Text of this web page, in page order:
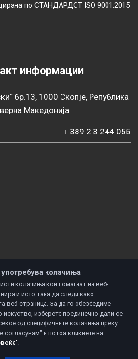
по СТАНДАРДОТ ISO 9001:2015
информации
бр.13, 1000 Скопје, Република
Македонија
+ 389 2 3 244 055
by
колачиња
колачиња кои помагаат на веб-
и исто така да следи како
веб-страница. За да го обезбедиме
искуство, изберете поединечно дали се
од специфичните колачиња преку
согласувам" и потоа кликнете на
.